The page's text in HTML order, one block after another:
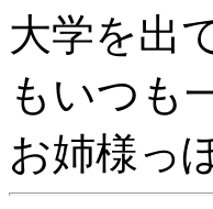
大学を出
もいつも
お姉様っ